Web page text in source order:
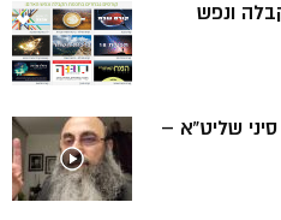
ונפש
שליט”א –